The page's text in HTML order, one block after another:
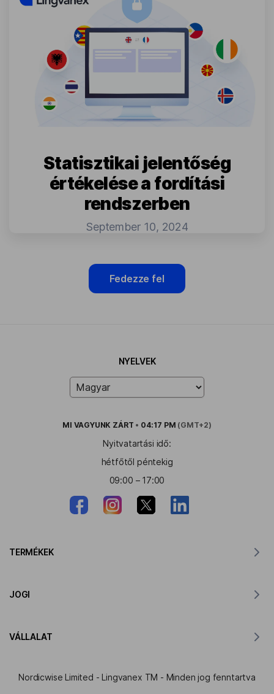
Statisztikai jelentőség
értékelése a fordítási
rendszerben
September 10, 2024
Fedezze fel
NYELVEK
MI VAGYUNK ZÁRT • 04:17 PM (GMT+2)
Nyitvatartási idő:
hétfőtől péntekig
09:00 – 17:00
TERMÉKEK
Fordító az Edge-hez
JOGI
Affiliate Program Jelentkezési Űrlap
VÁLLALAT
Press Kit
Nordicwise Limited - Lingvanex TM - Minden jog fenntartva